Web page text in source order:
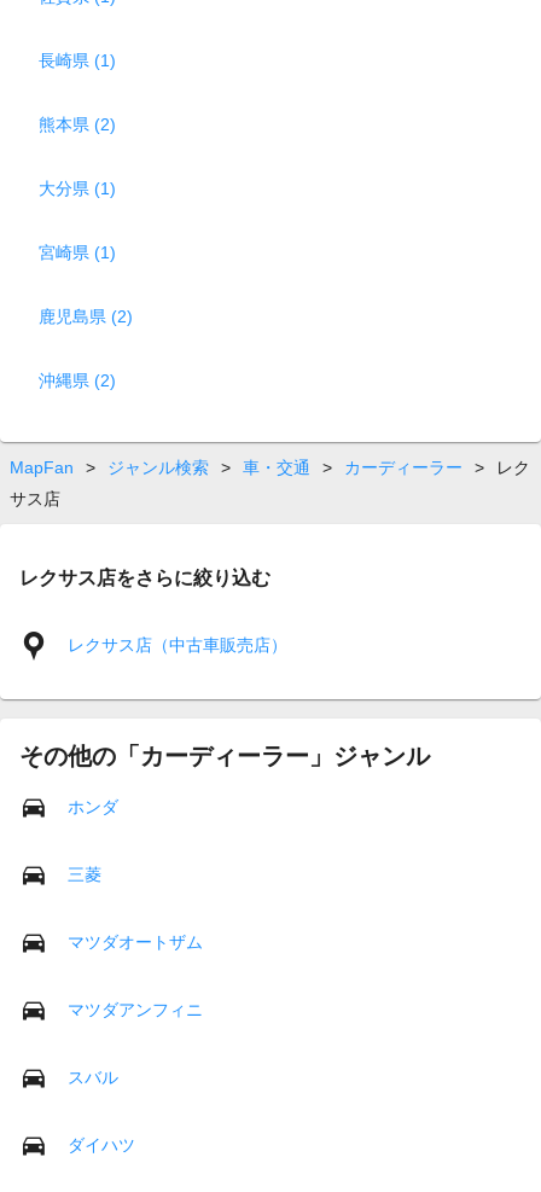
長崎県 (1)
熊本県 (2)
大分県 (1)
宮崎県 (1)
鹿児島県 (2)
沖縄県 (2)
MapFan > ジャンル検索 > 車・交通 > カーディーラー >
レク
サス店
レクサス店をさらに絞り込む
レクサス店（中古車販売店）
その他の「カーディーラー」ジャンル
ホンダ
三菱
マツダオートザム
マツダアンフィニ
スバル
ダイハツ